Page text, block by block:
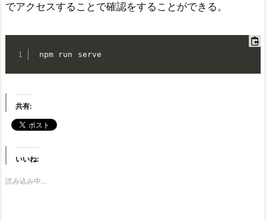
でアクセスすることで確認をすることができる。
npm run serve
共有:
いいね:
読み込み中…